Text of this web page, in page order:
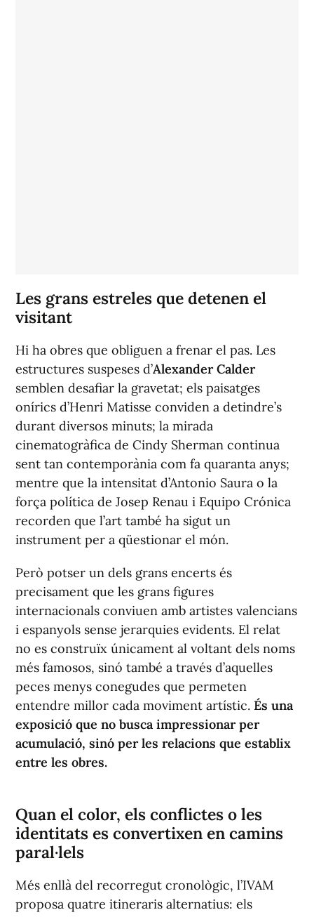
Les grans estreles que detenen el
visitant
Hi ha obres que obliguen a frenar el pas. Les
estructures suspeses d’Alexander Calder
semblen desafiar la gravetat; els paisatges
onírics d’Henri Matisse conviden a detindre’s
durant diversos minuts; la mirada
cinematogràfica de Cindy Sherman continua
sent tan contemporània com fa quaranta anys;
mentre que la intensitat d’Antonio Saura o la
força política de Josep Renau i Equipo Crónica
recorden que l’art també ha sigut un
instrument per a qüestionar el món.
Però potser un dels grans encerts és
precisament que les grans figures
internacionals conviuen amb artistes valencians
i espanyols sense jerarquies evidents. El relat
no es construïx únicament al voltant dels noms
més famosos, sinó també a través d’aquelles
peces menys conegudes que permeten
entendre millor cada moviment artístic. És una
exposició que no busca impressionar per
acumulació, sinó per les relacions que establix
entre les obres.
Quan el color, els conflictes o les
identitats es convertixen en camins
paral·lels
Més enllà del recorregut cronològic, l’IVAM
proposa quatre itineraris alternatius: els